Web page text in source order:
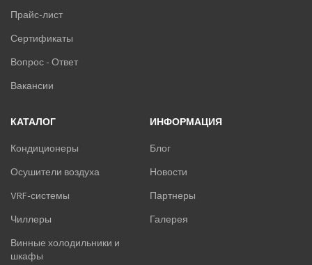
Прайс-лист
Сертификаты
Вопрос - Ответ
Вакансии
КАТАЛОГ
Кондиционеры
Осушители воздуха
VRF-системы
Чиллеры
Винные холодильники и
шкафы
ИНФОРМАЦИЯ
Блог
Новости
Партнеры
Галерея